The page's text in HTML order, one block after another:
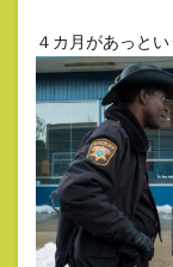
４カ月があっと